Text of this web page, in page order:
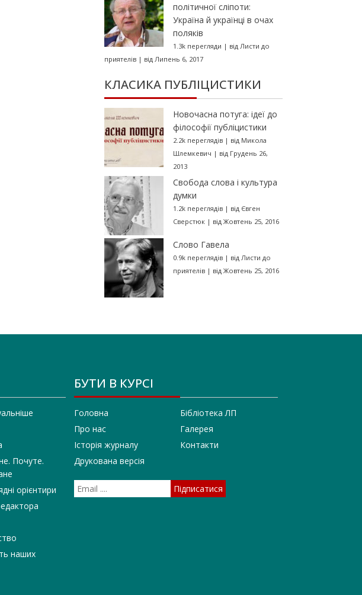
політичної сліпоти:
Україна й українці в очах
поляків
1.3k перегляди | від Листи до
приятелів| від Липень 6, 2017
КЛАСИКА ПУБЛІЦИСТИКИ
Новочасна потуга: ідеї до
філософії публіцистики
2.2k переглядів| від Микола
Шлемкевич | від Грудень 26,
2013
Свобода слова і культура
думки
1.2k переглядів| від Євген
Сверстюк| від Жовтень 25, 2016
Слово Гавела
0.9k переглядів| від Листи до
приятелів| від Жовтень 25, 2016
Почуте.
орієнтири
наших
БУТИ В КУРСІ
Головна
Про нас
Історія журналу
Друкована версія
Бібліотека ЛП
Галерея
Контакти